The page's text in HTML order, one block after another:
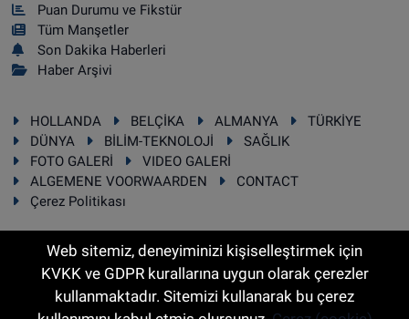
Puan Durumu ve Fikstür
Tüm Manşetler
Son Dakika Haberleri
Haber Arşivi
HOLLANDA BELÇİKA ALMANYA
TÜRKİYE
DÜNYA
BİLİM-TEKNOLOJİ
SAĞLIK
FOTO GALERİ
VIDEO GALERİ
ALGEMENE VOORWAARDEN
CONTACT
Çerez Politikası
RSS Copyright © 2025 Sonhaber.eu Her hakkı saklıdır.
Web sitemiz, deneyiminizi kişiselleştirmek için
KVKK ve GDPR kurallarına uygun olarak çerezler
kullanmaktadır. Sitemizi kullanarak bu çerez